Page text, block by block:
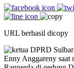
URL berhasil dicopy